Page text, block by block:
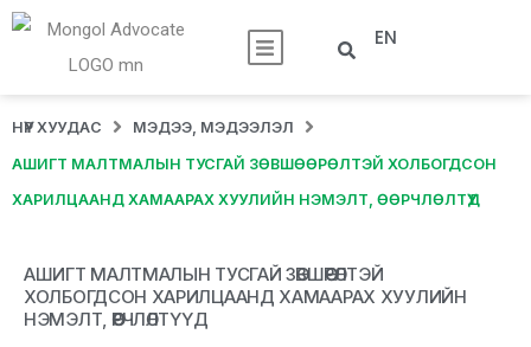
EN
НҮҮР ХУУДАС МЭДЭЭ, МЭДЭЭЛЭЛ
АШИГТ МАЛТМАЛЫН ТУСГАЙ ЗӨВШӨӨРӨЛТЭЙ ХОЛБОГДСОН
ХАРИЛЦААНД ХАМААРАХ ХУУЛИЙН НЭМЭЛТ, ӨӨРЧЛӨЛТҮҮД
АШИГТ МАЛТМАЛЫН ТУСГАЙ ЗӨВШӨӨРӨЛТЭЙ
ХОЛБОГДСОН ХАРИЛЦААНД ХАМААРАХ ХУУЛИЙН
НЭМЭЛТ, ӨӨРЧЛӨЛТҮҮД